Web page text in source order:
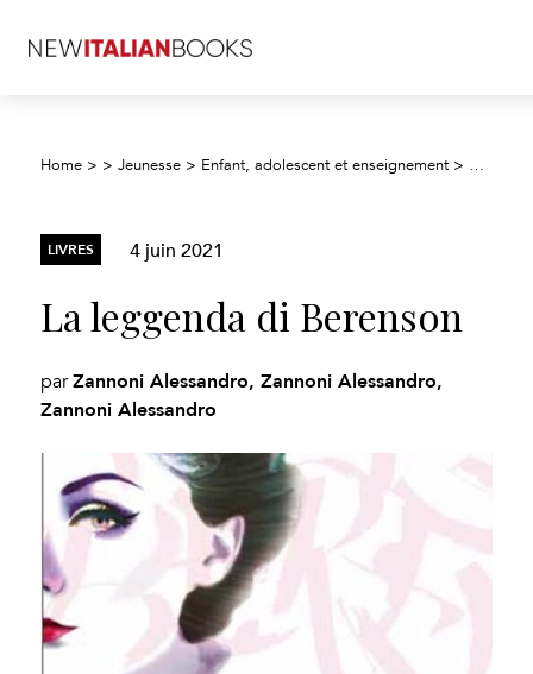
Home > >Jeunesse > Enfant, adolescent et enseignement > Fiction
LIVRES 4 juin 2021
La leggenda di Berenson
parZannoni Alessandro, Zannoni Alessandro,
Zannoni Alessandro